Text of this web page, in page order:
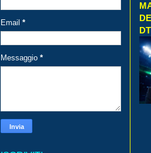
Email *
Messaggio *